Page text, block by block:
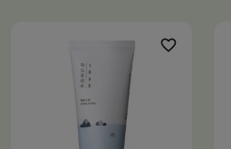
favorite_border